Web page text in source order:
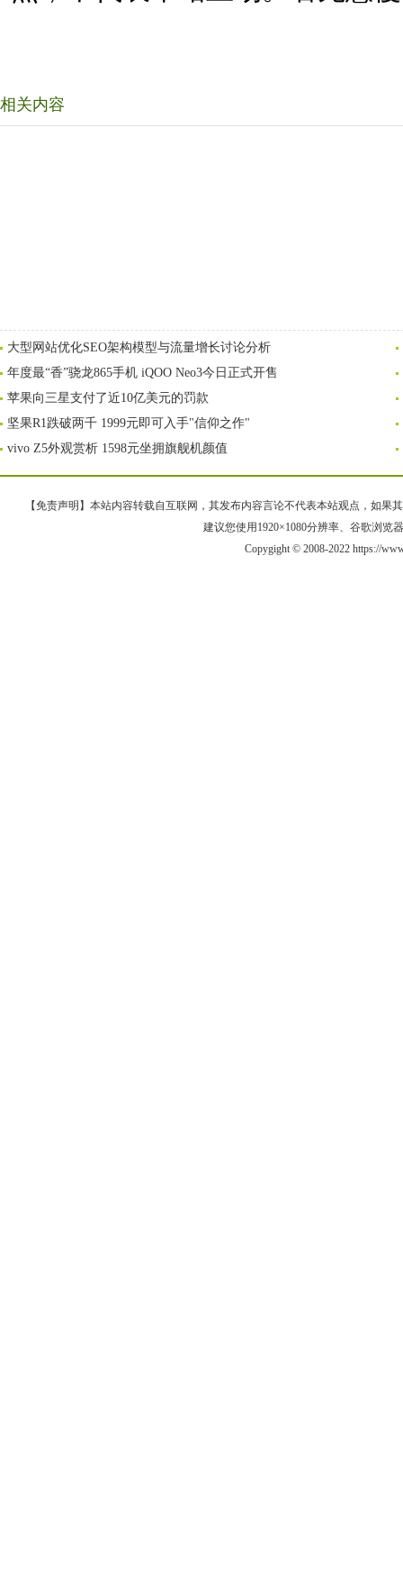
相关内容
大型网站优化SEO架构模型与流量增长讨论分析
年度最“香”骁龙865手机 iQOO Neo3今日正式开售
苹果向三星支付了近10亿美元的罚款
坚果R1跌破两千 1999元即可入手"信仰之作"
vivo Z5外观赏析 1598元坐拥旗舰机颜值
【免责声明】本站内容转载自互联网，其发布内容言论不代表本站观点，如果
建议您使用1920×1080分辨率、谷歌浏览
Copygight © 2008-2022 https://